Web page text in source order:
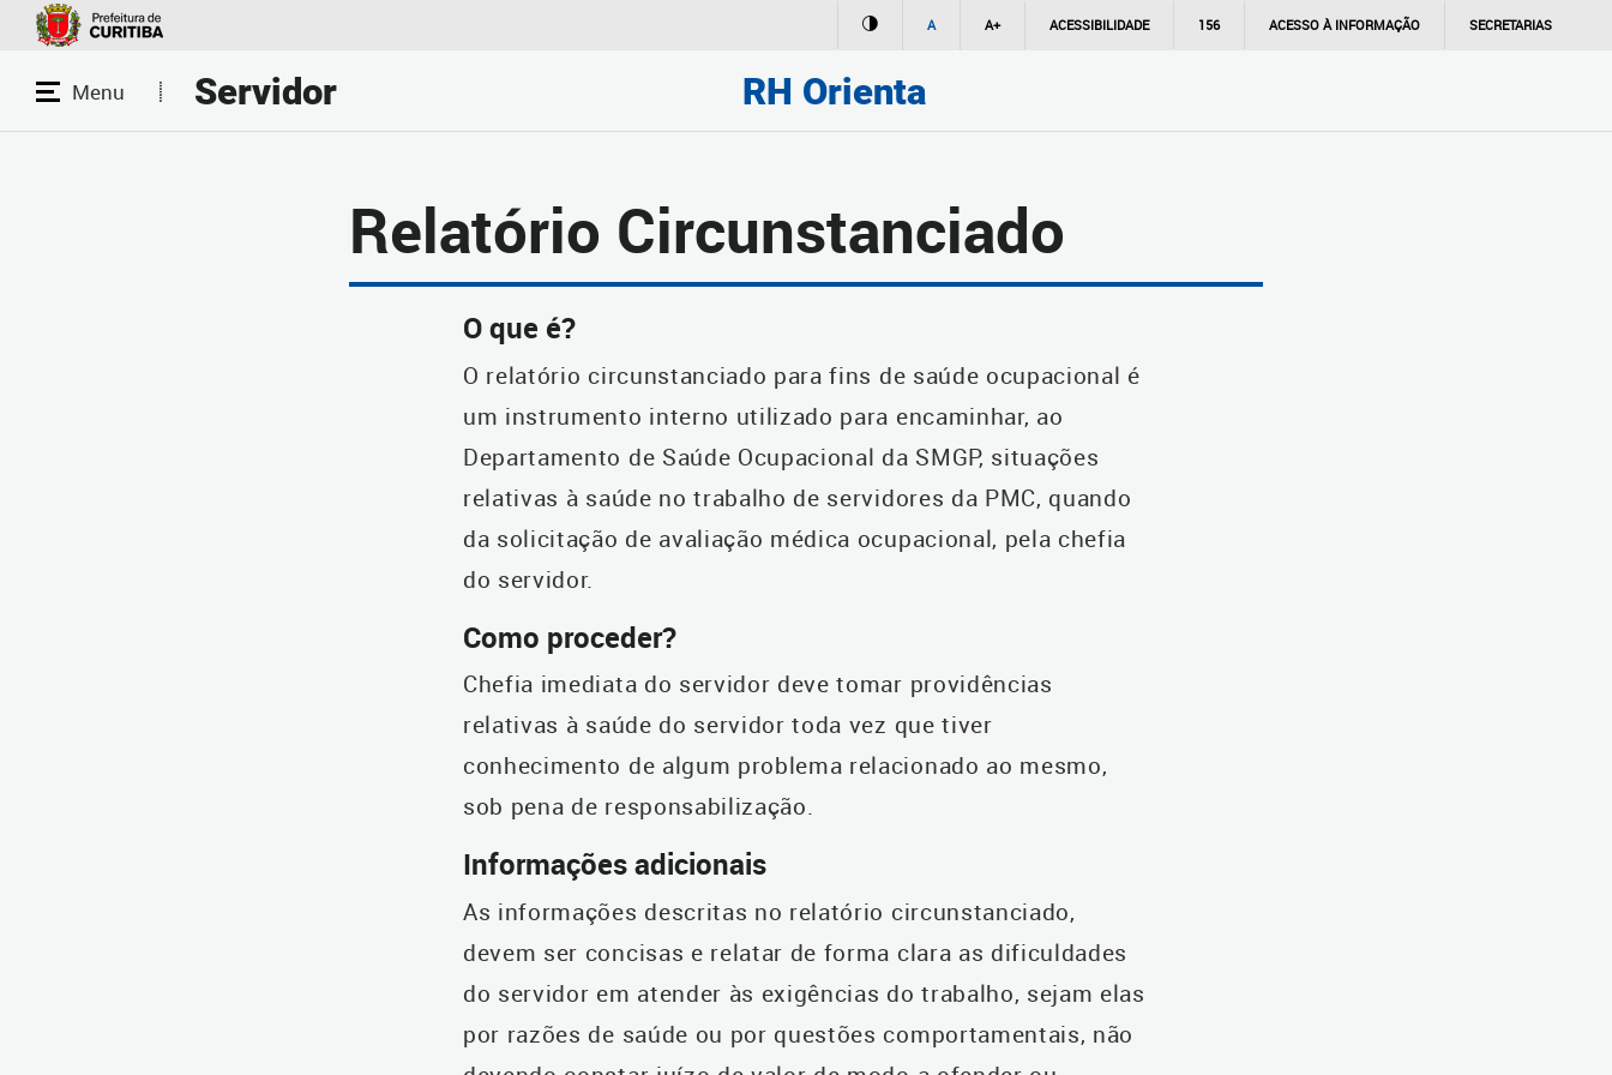
A A+ ACESSIBILIDADE 156 ACESSO À INFORMAÇÃO SECRETARIAS
Servidor RH Orienta
Relatório Circunstanciado
O que é?
O relatório circunstanciado para fins de saúde ocupacional é
um instrumento interno utilizado para encaminhar, ao
Departamento de Saúde Ocupacional da SMGP, situações
relativas à saúde no trabalho de servidores da PMC, quando
da solicitação de avaliação médica ocupacional, pela chefia
do servidor.
Como proceder?
Chefia imediata do servidor deve tomar providências
relativas à saúde do servidor toda vez que tiver
conhecimento de algum problema relacionado ao mesmo,
sob pena de responsabilização.
Informações adicionais
As informações descritas no relatório circunstanciado,
devem ser concisas e relatar de forma clara as dificuldades
do servidor em atender às exigências do trabalho, sejam elas
por razões de saúde ou por questões comportamentais, não